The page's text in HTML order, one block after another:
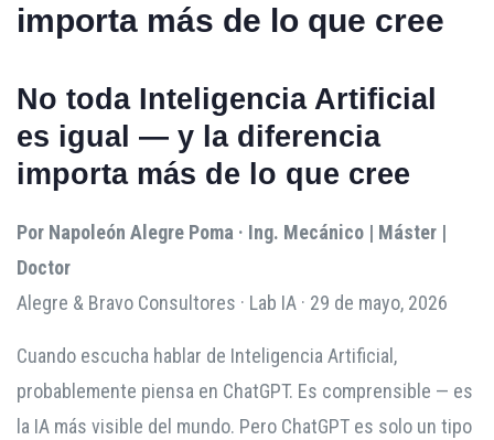
importa más de lo que cree
No toda Inteligencia Artificial
es igual — y la diferencia
importa más de lo que cree
Por Napoleón Alegre Poma · Ing. Mecánico | Máster |
Doctor
Alegre & Bravo Consultores · Lab IA · 29 de mayo, 2026
Cuando escucha hablar de Inteligencia Artificial,
probablemente piensa en ChatGPT. Es comprensible — es
la IA más visible del mundo. Pero ChatGPT es solo un tipo